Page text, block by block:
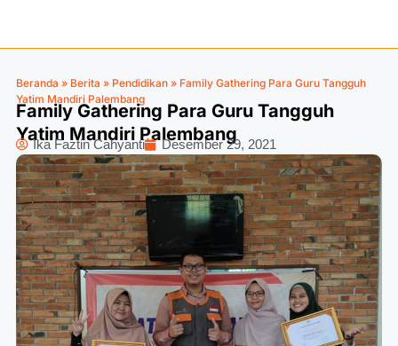
Beranda » Berita » Pendidikan » Family Gathering Para Guru Tangguh
Yatim Mandiri Palembang
Family Gathering Para Guru Tangguh
Yatim Mandiri Palembang
Ika Faztin Cahyanti Desember 29, 2021